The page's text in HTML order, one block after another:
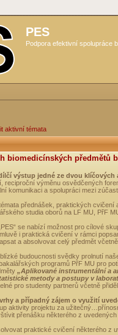
PES
Podpora efektivní spolupráce
aktivní témata
biomedicínských předmětů
výstup jedné ze dvou klíčových
reciproční výměnu osvědčených
komunikaci a spolupráci mezi
přednášek, praktických
studia oborů na LF MU, PřF
se nabízí možnost pro cílové
i praktická cvičení v rámci
a absolvovat celý předmět
budoucnosti svědky prolnutí
programů PřF MU pro
„Aplikované instrumentální a
metody a postupy v
pro studenty partnerů včetně
a případný zájem o využití
aktivity projektu za
přenášku některého z uvedených
praktické cvičení některého z